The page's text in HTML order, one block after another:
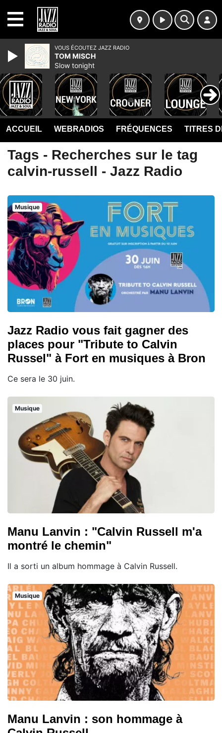
ACCUEIL WEBRADIOS FRÉQUENCES TITRES
Tags - Recherches sur le tag
calvin-russell - Jazz Radio
Musique
Jazz Radio vous fait gagner des
places pour "Tribute to Calvin
Russel" à Fort en musiques à Bron
Ce sera le 30 juin.
Musique
Manu Lanvin : "Calvin Russell m'a
montré le chemin"
Il a sorti un album hommage à Calvin Russell.
Musique
Manu Lanvin : son hommage à
VOUS ÉCOUTEZ JAZZ RADIO
TOM MISCH
Slow tonight